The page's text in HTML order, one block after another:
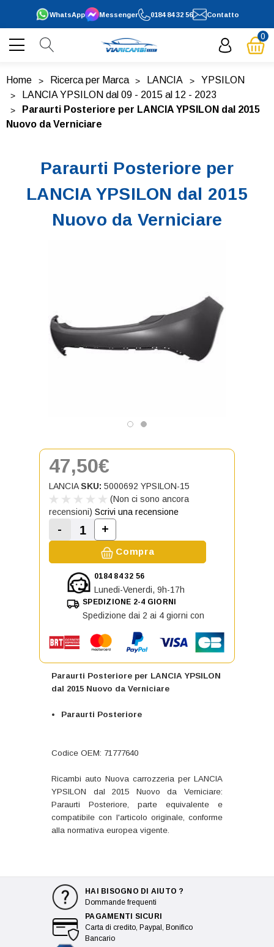
0184 84 32 56
WhatsApp Contatto
Messenger
0
Home Ricerca per Marca LANCIA
YPSILON
LANCIA YPSILON dal 09 - 2015 al 12 - 2023
Paraurti Posteriore per LANCIA YPSILON dal 2015
Nuovo da Verniciare
Paraurti Posteriore per
LANCIA YPSILON dal 2015
Nuovo da Verniciare
Paraurti Posteriore per LANCIA YPSILON
dal 2015 Nuovo da Verniciare
Paraurti Posteriore
Codice OEM: 71777640
Ricambi auto Nuova carrozzeria per LANCIA
YPSILON dal 2015 Nuovo da Verniciare:
Paraurti Posteriore, parte equivalente e
compatibile con l'articolo originale, conforme
alla normativa europea vigente.
47,50€
LANCIA SKU: 5000692 YPSILON-15
(Non ci sono ancora
recensioni) Scrivi una recensione
Diminuisci la quantità di Paraurti Posteriore
-
Aumenta la quantità di Paraurti
+
Compra
0184 84 32 56
Lunedi-Venerdi, 9h-17h
SPEDIZIONE 2-4 GIORNI
Spedizione dai 2 ai 4 giorni con
HAI BISOGNO DI AIUTO ?
Dommande frequenti
PAGAMENTI SICURI
Carta di credito, Paypal, Bonifico
Bancario